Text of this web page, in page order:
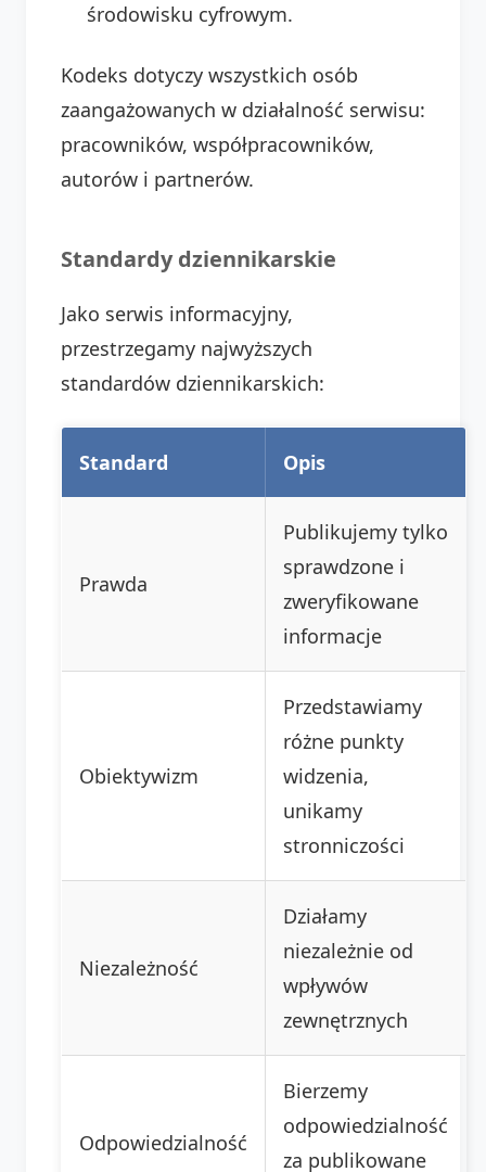
środowisku cyfrowym.
Kodeks dotyczy wszystkich osób
zaangażowanych w działalność serwisu:
pracowników, współpracowników,
autorów i partnerów.
Standardy dziennikarskie
Jako serwis informacyjny,
przestrzegamy najwyższych
standardów dziennikarskich:
Standard Opis
Prawda
Publikujemy tylko
sprawdzone i
zweryfikowane
informacje
Obiektywizm
Przedstawiamy
różne punkty
widzenia,
unikamy
stronniczości
Niezależność
Działamy
niezależnie od
wpływów
zewnętrznych
Odpowiedzialność
Bierzemy
odpowiedzialność
za publikowane